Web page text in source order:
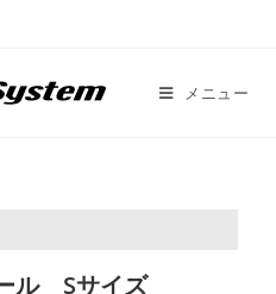
メニュー
ル Sサイズ